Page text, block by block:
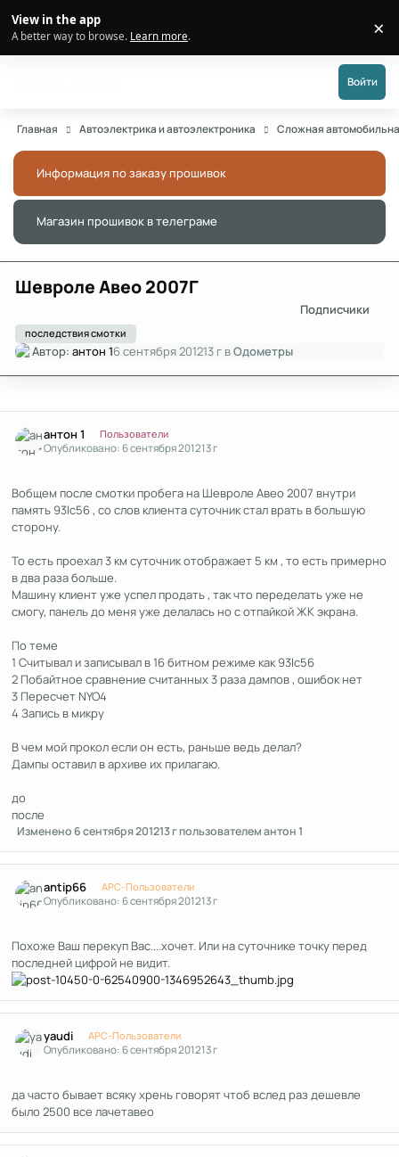
View in the app
A better way to browse. Learn more. ×
Войти
Главная Автоэлектрика и автоэлектроника Сложная
Информация по заказу прошивок
Магазин прошивок в телеграме
Шевроле Авео 2007Г
последствия смотки
Подписчики
Автор:антон 16 сентября 201213 г вОдометры
антон 1 Пользователи
Опубликовано:6 сентября 201213 г
Вобщем после смотки пробега на Шевроле Авео 2007 внутри
память 93lc56 , со слов клиента суточник стал врать в большую
сторону.
То есть проехал 3 км суточник отображает 5 км , то есть примерно
в два раза больше.
Машину клиент уже успел продать , так что переделать уже не
смогу, панель до меня уже делалась но с отпайкой ЖК экрана.
По теме
1 Считывал и записывал в 16 битном режиме как 93lc56
2 Побайтное сравнение считанных 3 раза дампов , ошибок нет
3 Пересчет NYO4
4 Запись в микру
В чем мой прокол если он есть, раньше ведь делал?
Дампы оставил в архиве их прилагаю.
до
после
Изменено 6 сентября 201213 гпользователем антон 1
antip66 APC-Пользователи
Опубликовано:6 сентября 201213 г
Похоже Ваш перекуп Вас....хочет. Или на суточнике точку перед
последней цифрой не видит.
yaudi APC-Пользователи
Опубликовано:6 сентября 201213 г
да часто бывает всяку хрень говорят чтоб вслед раз дешевле
было 2500 все лачетавео